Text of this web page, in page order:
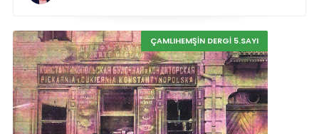
ÇAMLIHEMŞİN DERGİ 5.SAYI